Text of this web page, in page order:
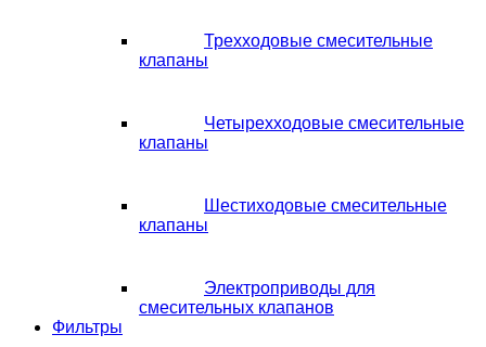
Трехходовые смесительные
клапаны
Четырехходовые смесительные
клапаны
Шестиходовые смесительные
клапаны
Электроприводы для
смесительных клапанов
Фильтры